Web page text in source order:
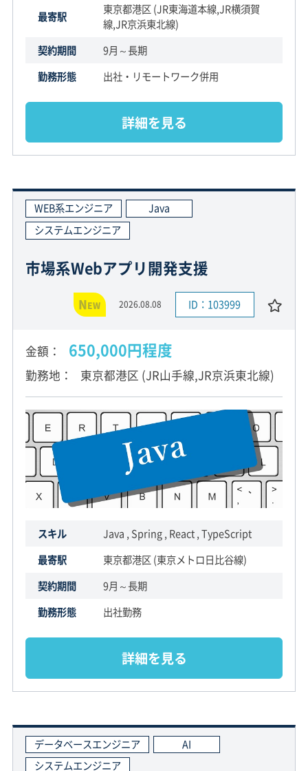
最寄駅
東京都港区 (JR東海道本線,JR横須賀
線,JR京浜東北線)
契約期間
9月～長期
勤務形態
出社・リモートワーク併用
詳細を見る
WEB系エンジニア
Java
システムエンジニア
市場系Webアプリ開発支援
NEW 2026.08.08 ID：103999
金額 650,000円程度
勤務地 東京都港区 (JR山手線,JR京浜東北線)
スキル
Java , Spring , React , TypeScript
最寄駅
東京都港区 (東京メトロ日比谷線)
契約期間
9月～長期
勤務形態
出社勤務
詳細を見る
データベースエンジニア
AI
システムエンジニア